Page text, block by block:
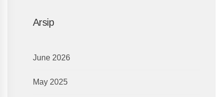
Arsip
June 2026
May 2025